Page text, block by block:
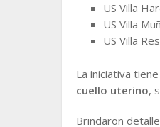
US Villa
US Villa
US Villa
La iniciativa
cuello uterino,
Brindaron